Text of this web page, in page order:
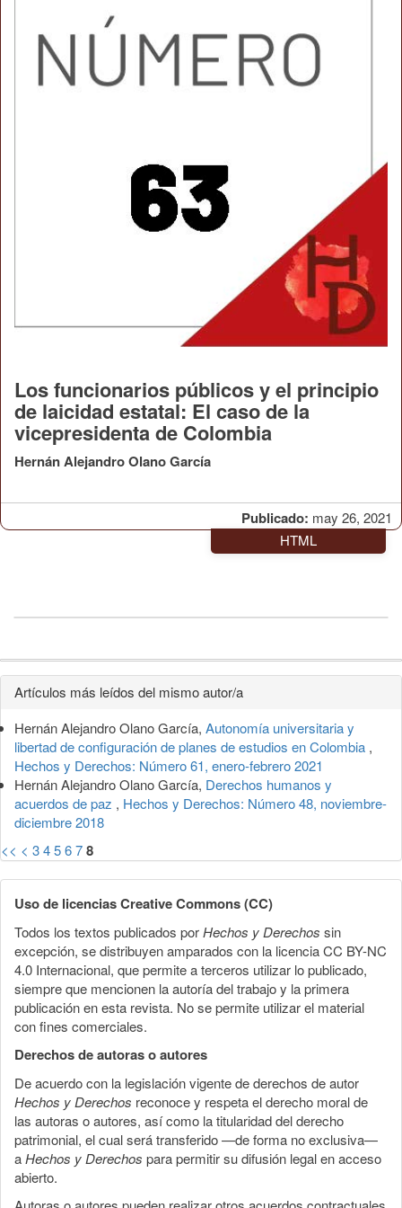
Publicado: may 26, 2021
Los funcionarios públicos y el principio
de laicidad estatal: El caso de la
vicepresidenta de Colombia
Hernán Alejandro Olano García
HTML
Detalles
del
artículo
Artículos más leídos del mismo autor/a
Hernán Alejandro Olano García, Autonomía universitaria y
libertad de configuración de planes de estudios en Colombia ,
Hechos y Derechos: Número 61, enero-febrero 2021
Hernán Alejandro Olano García, Derechos humanos y
acuerdos de paz , Hechos y Derechos: Número 48, noviembre-
diciembre 2018
<< < 345678
Uso de licencias Creative Commons (CC)
Todos los textos publicados porHechos y Derechos sin
excepción, se distribuyen amparados con la licencia CC BY-NC
4.0 Internacional, que permite a terceros utilizar lo publicado,
siempre que mencionen la autoría del trabajo y la primera
publicación en esta revista. No se permite utilizar el material
con fines comerciales.
Derechos de autoras o autores
De acuerdo con la legislación vigente de derechos de autor
Hechos y Derechos reconoce y respeta el derecho moral de
las autoras o autores, así como la titularidad del derecho
patrimonial, el cual será transferido —de forma no exclusiva—
aHechos y Derechos para permitir su difusión legal en acceso
abierto.